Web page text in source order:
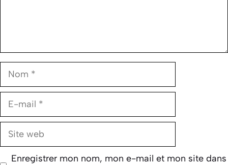
Nom
E-
Site
Enregistrer mon nom, mon e-mail et mon site dans